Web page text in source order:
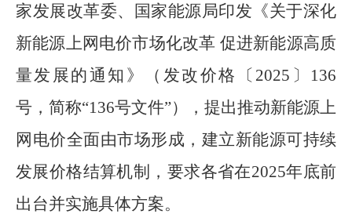
家发展改革委、国家能源局印发《关于深化
新能源上网电价市场化改革 促进新能源高质
量发展的通知》（发改价格〔 2025 〕 136
号 ，简称“136号文件”），提出推动新能源上
网电价全面由市场形成 ， 建立新能源可持续
发展价格结算机制， 要求各省在2025年底前
出台并实施具体方案。